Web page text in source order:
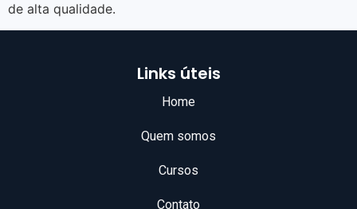
de alta qualidade.
Links úteis
Home
Quem somos
Cursos
Contato